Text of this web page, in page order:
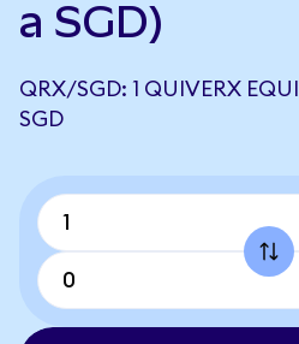
a SGD)
QRX/SGD: 1 QUIVERX
SGD